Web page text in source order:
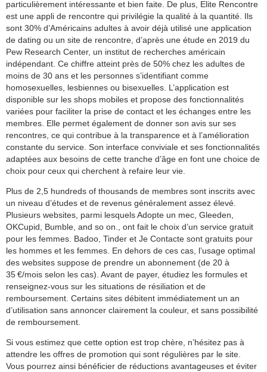
particulièrement intéressante et bien faite. De plus, Elite Rencontre
est une appli de rencontre qui privilégie la qualité à la quantité. Ils
sont 30% d’Américains adultes à avoir déjà utilisé une application
de dating ou un site de rencontre, d’après une étude en 2019 du
Pew Research Center, un institut de recherches américain
indépendant. Ce chiffre atteint près de 50% chez les adultes de
moins de 30 ans et les personnes s’identifiant comme
homosexuelles, lesbiennes ou bisexuelles. L’application est
disponible sur les shops mobiles et propose des fonctionnalités
variées pour faciliter la prise de contact et les échanges entre les
membres. Elle permet également de donner son avis sur ses
rencontres, ce qui contribue à la transparence et à l’amélioration
constante du service. Son interface conviviale et ses fonctionnalités
adaptées aux besoins de cette tranche d’âge en font une choice de
choix pour ceux qui cherchent à refaire leur vie.
Plus de 2,5 hundreds of thousands de membres sont inscrits avec
un niveau d’études et de revenus généralement assez élevé.
Plusieurs websites, parmi lesquels Adopte un mec, Gleeden,
OKCupid, Bumble, and so on., ont fait le choix d’un service gratuit
pour les femmes. Badoo, Tinder et Je Contacte sont gratuits pour
les hommes et les femmes. En dehors de ces cas, l’usage optimal
des websites suppose de prendre un abonnement (de 20 à
35 €/mois selon les cas). Avant de payer, étudiez les formules et
renseignez-vous sur les situations de résiliation et de
remboursement. Certains sites débitent immédiatement un an
d’utilisation sans annoncer clairement la couleur, et sans possibilité
de remboursement.
Si vous estimez que cette option est trop chère, n’hésitez pas à
attendre les offres de promotion qui sont régulières par le site.
Vous pourrez ainsi bénéficier de réductions avantageuses et éviter